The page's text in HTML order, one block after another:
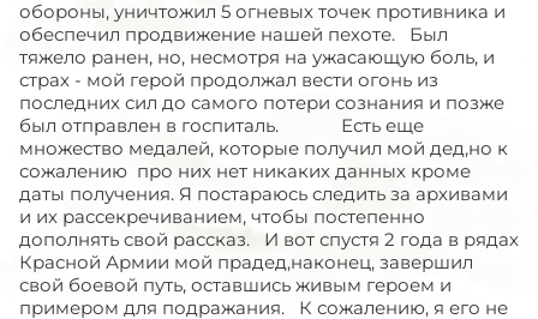
обороны, уничтожил 5 огневых точек противника и
обеспечил продвижение нашей пехоте. Был
тяжело ранен, но, несмотря на ужасающую боль, и
страх - мой герой продолжал вести огонь из
последних сил до самого потери сознания и позже
был отправлен в госпиталь. Есть еще
множество медалей, которые получил мой дед,но к
сожалению про них нет никаких данных кроме
даты получения. Я постараюсь следить за архивами
и их рассекречиванием, чтобы постепенно
дополнять свой рассказ. И вот спустя 2 года в рядах
Красной Армии мой прадед,наконец, завершил
свой боевой путь, оставшись живым героем и
примером для подражания. К сожалению, я его не